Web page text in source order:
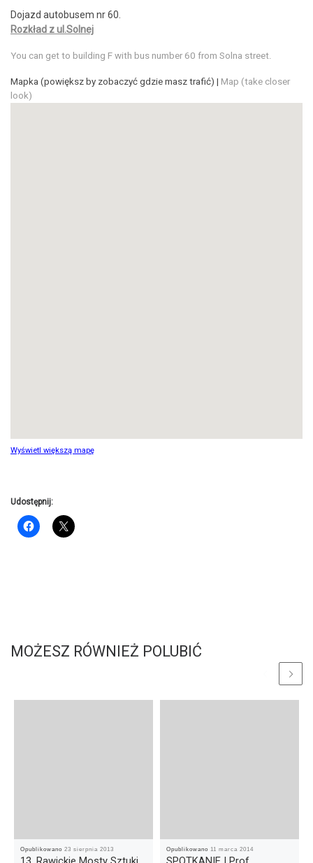
Dojazd autobusem nr 60.
Rozkład z ul.Solnej
You can get to building F with bus number 60 from Solna street.
Mapka (powiększ by zobaczyć gdzie masz trafić) | Map (take closer
look)
Wyświetl większą mapę
Udostępnij:
MOŻESZ RÓWNIEŻ POLUBIĆ
Opublikowano 23 sierpnia 2013 Opublikowano 11 marca 2014